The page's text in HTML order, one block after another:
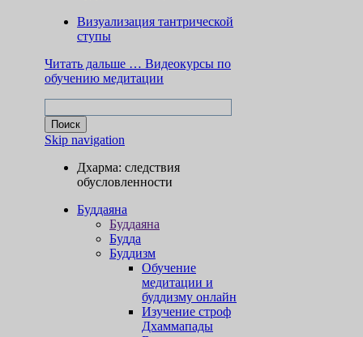
Визуализация тантрической
ступы
Читать дальше … Видеокурсы по
обучению медитации
Skip navigation
Дхарма: следствия
обусловленности
Буддаяна
Буддаяна
Будда
Буддизм
Обучение
медитации и
буддизму онлайн
Изучение строф
Дхаммапады